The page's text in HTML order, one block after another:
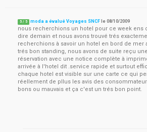
5 / 5 moda a évalué Voyages SNCF le08/10/2009
nous recherchions un hotel pour ce week ens
dire demain et nous avons trouvé trés
recherchions à savoir un hotel en bord de mer
trés bon standing, nous avons de suite reçu
réservation avec une notice complète à
arrivée à l'hotel dit .service rapide et surtout
chaque hotel est visible sur une carte ce qui
réellement de pllus les avis des
bons ou mauvais et ça c'est un trés bon point.